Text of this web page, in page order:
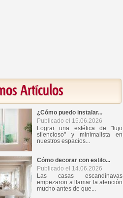
Artículos
¿Cómo puedo instalar...
Publicado el 15.06.2026
Lograr una estética de "lujo
silencioso" y minimalista en
nuestros espacios...
Cómo decorar con estilo...
Publicado el 14.06.2026
Las casas escandinavas
empezaron a llamar la atención
mucho antes de que...